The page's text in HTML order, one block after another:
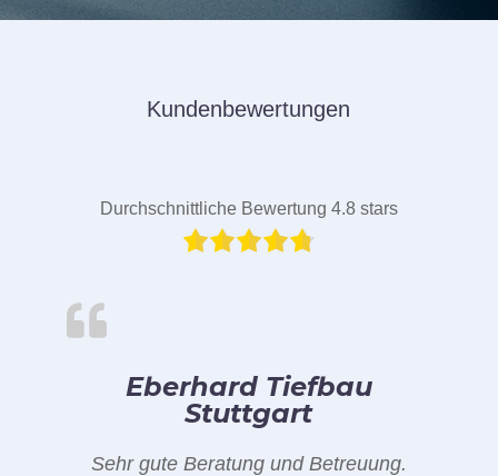
Kundenbewertungen
Durchschnittliche Bewertung 4.8 stars
Eberhard Tiefbau
Stuttgart
Sehr gute Beratung und Betreuung.